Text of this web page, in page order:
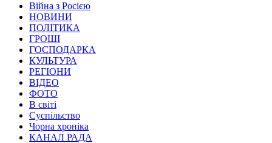
Війна з Росією
НОВИНИ
ПОЛІТИКА
ГРОШІ
ГОСПОДАРКА
КУЛЬТУРА
РЕГІОНИ
ВІДЕО
ФОТО
В світі
Суспільство
Чорна хроніка
КАНАЛ РАДА